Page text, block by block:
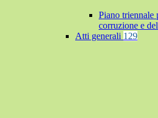
Piano triennale
corruzione e
Atti generali 129